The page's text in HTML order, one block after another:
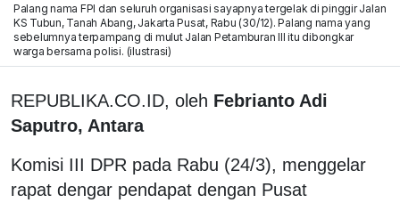
Palang nama FPI dan seluruh organisasi sayapnya tergelak di pinggir Jalan
KS Tubun, Tanah Abang, Jakarta Pusat, Rabu (30/12). Palang nama yang
sebelumnya terpampang di mulut Jalan Petamburan III itu dibongkar
warga bersama polisi. (ilustrasi)
REPUBLIKA.CO.ID, oleh Febrianto Adi
Saputro, Antara
Komisi III DPR pada Rabu (24/3), menggelar
rapat dengar pendapat dengan Pusat